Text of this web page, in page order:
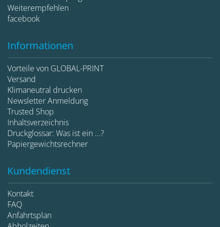
Weiterempfehlen
facebook
Informationen
Vorteile von GLOBAL-PRINT
Versand
Klimaneutral drucken
Newsletter Anmeldung
Trusted Shop
Inhaltsverzeichnis
Druckglossar: Was ist ein ...?
Papiergewichtsrechner
Kundendienst
Kontakt
FAQ
Anfahrtsplan